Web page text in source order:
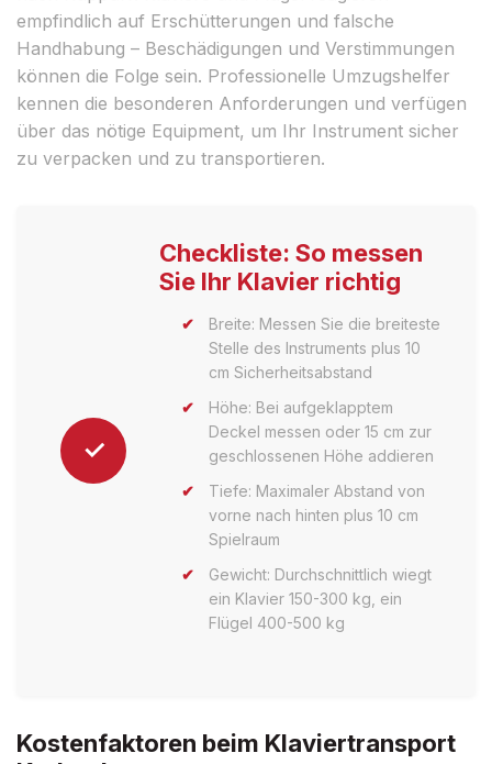
empfindlich auf Erschütterungen und falsche
Handhabung – Beschädigungen und Verstimmungen
können die Folge sein. Professionelle Umzugshelfer
kennen die besonderen Anforderungen und verfügen
über das nötige Equipment, um Ihr Instrument sicher
zu verpacken und zu transportieren.
✓
Checkliste: So messen
Sie Ihr Klavier richtig
Breite: Messen Sie die breiteste
Stelle des Instruments plus 10
cm Sicherheitsabstand
Höhe: Bei aufgeklapptem
Deckel messen oder 15 cm zur
geschlossenen Höhe addieren
Tiefe: Maximaler Abstand von
vorne nach hinten plus 10 cm
Spielraum
Gewicht: Durchschnittlich wiegt
ein Klavier 150-300 kg, ein
Flügel 400-500 kg
Kostenfaktoren beim Klaviertransport